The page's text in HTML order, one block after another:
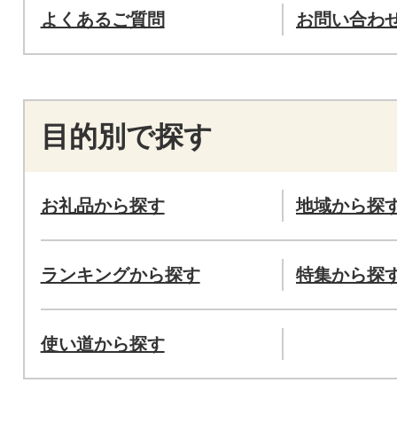
よくあるご質問 お問い合わ
目的別で探す
お礼品から探す 地域から探
ランキングから探す 特集から探
使い道から探す